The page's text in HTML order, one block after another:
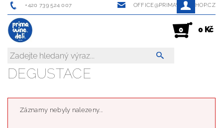
+420 739 524 007 OFFICE@PRIMAWINESHOP.CZ
0 0 Kč
DEGUSTACE
Záznamy nebyly nalezeny...